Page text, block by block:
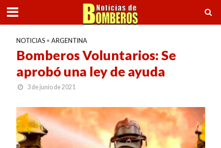
NOTICIAS • ARGENTINA
Bomberos Voluntarios: Se
aprobó una ley de ayuda
3 de junio de 2021